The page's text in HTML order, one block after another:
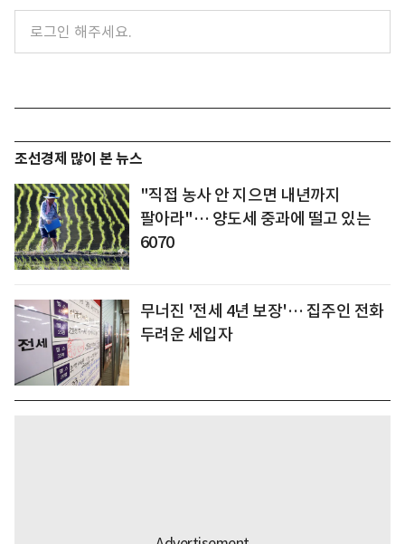
조선경제 많이 본 뉴스
"직접 농사 안 지으면 내년까지
팔아라"… 양도세 중과에 떨고 있는
6070
무너진 '전세 4년 보장'… 집주인 전화
두려운 세입자